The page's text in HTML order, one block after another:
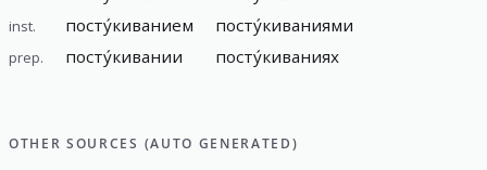
inst. посту́киванием посту́киваниями
prep. посту́кивании посту́киваниях
OTHER SOURCES (AUTO GENERATED)